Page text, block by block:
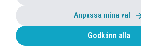
Anpassa mina val
Godkänn alla